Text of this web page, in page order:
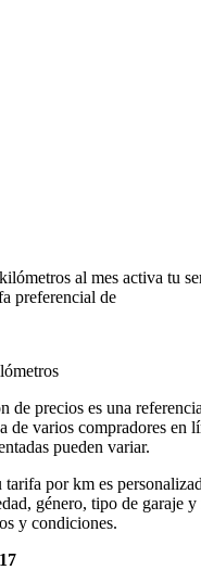
al mes activa tu
preferencial de
de precios es una
de varios compradores en
pueden variar.
tarifa por km es
género, tipo de garaje
y condiciones.